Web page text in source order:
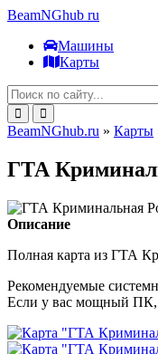
BeamNGhub ru
Машины
Карты
BeamNGhub.ru » Карты
ГТА
Описание
Полная карта из ГТА
Рекомендуемые
Если у вас мощный ПК,